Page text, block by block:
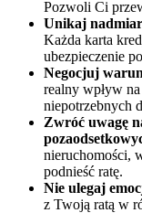
Pozwoli Ci
Unikaj
Każda karta
ubezpieczenie
Negocjuj
realny wpływ
niepotrzebnych
Zwróć uwagę
nieruchomości,
podnieść ratę.
Nie ulegaj
z Twoją ratą w